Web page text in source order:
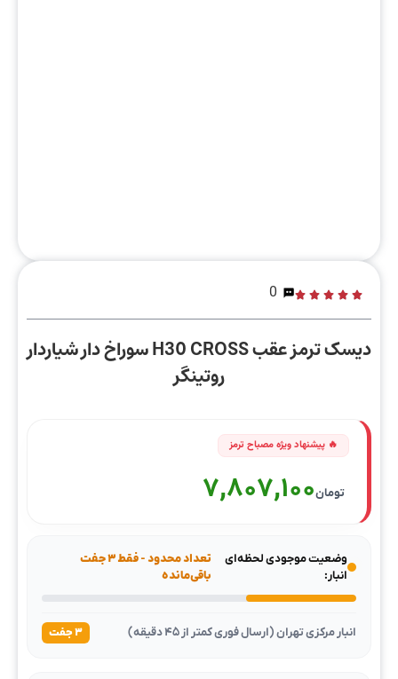
0
دیسک ترمز عقب H30 CROSS سوراخ دار شیاردار
روتینگر
تومان7,807,100
وضعیت موجودی لحظه‌ای
انبار:
تعداد محدود - فقط ۳ جفت
باقی‌مانده
انبار مرکزی تهران (ارسال فوری کمتر از ۴۵ دقیقه) ۳ جفت